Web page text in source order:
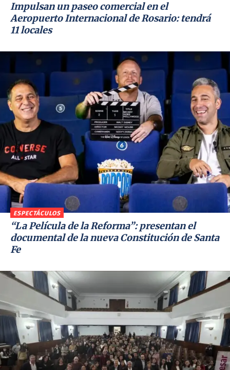
Impulsan un paseo comercial en el
Aeropuerto Internacional de Rosario: tendrá
11 locales
ESPECTÁCULOS
“La Película de la Reforma”: presentan el
documental de la nueva Constitución de Santa
Fe